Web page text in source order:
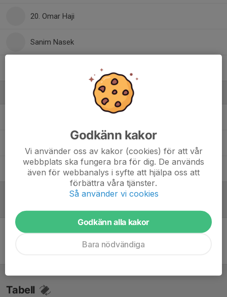
20. Omar Haji
Sanim Nasek
Ledare
Joar Grundström Ledare
Tobbe RosénHjälptränare
Referat
Inget referat skrivet
Tabell
Godkänn kakor
Vi använder oss av kakor (cookies) för att vår
webbplats ska fungera bra för dig. De används
även för webbanalys i syfte att hjälpa oss att
förbättra våra tjänster.
Så använder vi cookies
Godkänn alla kakor
Bara nödvändiga